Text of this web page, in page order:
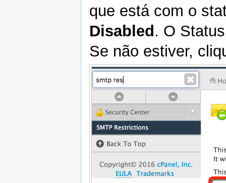
que está com o
Disabled. O
Se não estiver,